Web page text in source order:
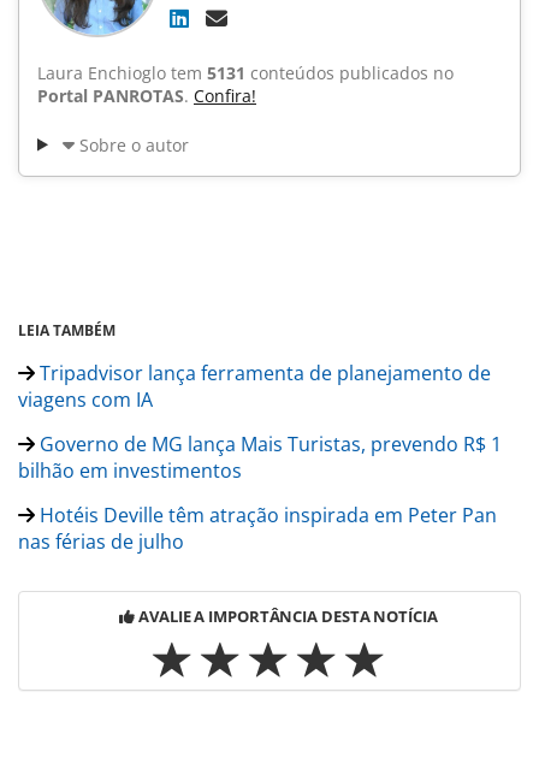
Laura Enchioglo tem 5131 conteúdos publicados no
Portal PANROTAS. Confira!
Sobre o autor
LEIA TAMBÉM
Tripadvisor lança ferramenta de planejamento de
viagens com IA
Governo de MG lança Mais Turistas, prevendo R$ 1
bilhão em investimentos
Hotéis Deville têm atração inspirada em Peter Pan
nas férias de julho
AVALIE A IMPORTÂNCIA DESTA NOTÍCIA